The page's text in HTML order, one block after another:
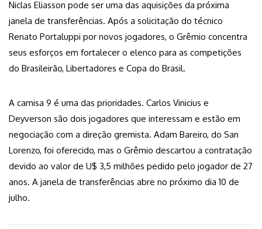
Niclas Eliasson pode ser uma das aquisições da próxima
janela de transferências. Após a solicitação do técnico
Renato Portaluppi por novos jogadores, o Grêmio concentra
seus esforços em fortalecer o elenco para as competições
do Brasileirão, Libertadores e Copa do Brasil.
A camisa 9 é uma das prioridades. Carlos Vinicius e
Deyverson são dois jogadores que interessam e estão em
negociação com a direção gremista. Adam Bareiro, do San
Lorenzo, foi oferecido, mas o Grêmio descartou a contratação
devido ao valor de U$ 3,5 milhões pedido pelo jogador de 27
anos. A janela de transferências abre no próximo dia 10 de
julho.